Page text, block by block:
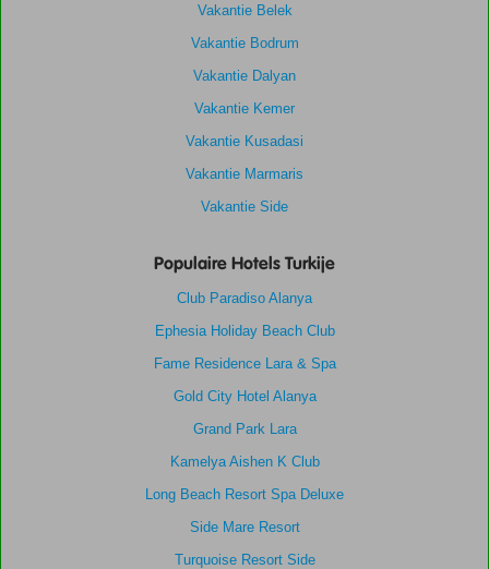
Vakantie Belek
Vakantie Bodrum
Vakantie Dalyan
Vakantie Kemer
Vakantie Kusadasi
Vakantie Marmaris
Vakantie Side
Populaire Hotels Turkije
Club Paradiso Alanya
Ephesia Holiday Beach Club
Fame Residence Lara & Spa
Gold City Hotel Alanya
Grand Park Lara
Kamelya Aishen K Club
Long Beach Resort Spa Deluxe
Side Mare Resort
Turquoise Resort Side